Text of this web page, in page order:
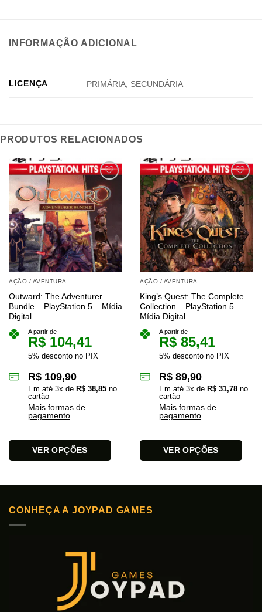
INFORMAÇÃO ADICIONAL
LICENÇA PRIMÁRIA, SECUNDÁRIA
PRODUTOS RELACIONADOS
AÇÃO / AVENTURA
Outward: The Adventurer
Bundle – PlayStation 5 – Mídia
Digital
A partir de
R$ 104,41
5% desconto no PIX
R$ 109,90
Em até 3x de R$ 38,85 no
cartão
Mais formas de
pagamento
VER OPÇÕES
variantes.
As
AÇÃO / AVENTURA
King’s Quest: The Complete
Collection – PlayStation 5 –
Mídia Digital
A partir de
R$ 85,41
5% desconto no PIX
R$ 89,90
Em até 3x de R$ 31,78 no
cartão
Mais formas de
pagamento
VER OPÇÕES
variantes.
escolhidas
na
CONHEÇA A JOYPAD GAMES